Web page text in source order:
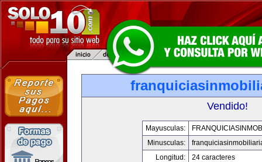
Vendido!
Mayusculas:
Minusculas:
Longitud:
24 caracteres